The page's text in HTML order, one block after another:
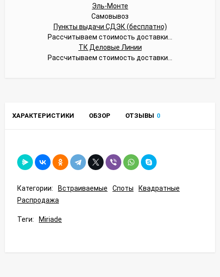
Эль-Монте
Самовывоз
Пункты выдачи СДЭК (бесплатно)
Рассчитываем стоимость доставки...
ТК Деловые Линии
Рассчитываем стоимость доставки...
ХАРАКТЕРИСТИКИ ОБЗОР ОТЗЫВЫ 0
Категории: Встраиваемые Споты
Квадратные
Распродажа
Теги: Miriade